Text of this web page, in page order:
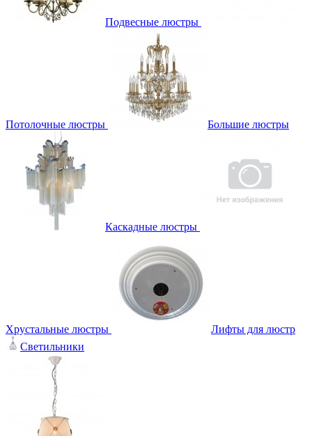
Подвесные люстры
Потолочные люстры Большие люстры
Каскадные люстры
Хрустальные люстры
Лифты для люстр
Светильники